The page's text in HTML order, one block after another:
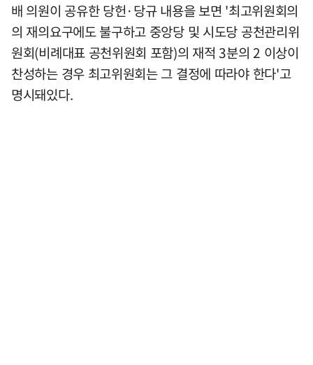
배 의원이 공유한 당헌·당규 내용을 보면 '최고위원회의
의 재의요구에도 불구하고 중앙당 및 시도당 공천관리위
원회(비례대표 공천위원회 포함)의 재적 3분의 2 이상이
찬성하는 경우 최고위원회는 그 결정에 따라야 한다'고
명시돼있다.